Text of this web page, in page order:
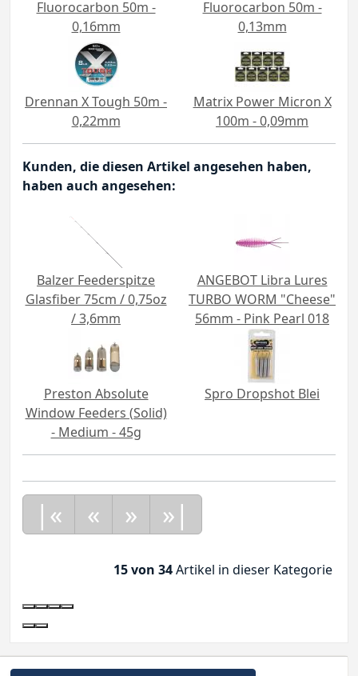
Fluorocarbon 50m -
0,16mm
Fluorocarbon 50m -
0,13mm
Drennan X Tough 50m -
0,22mm
Matrix Power Micron X
100m - 0,09mm
Kunden, die diesen Artikel angesehen haben,
haben auch angesehen:
Balzer Feederspitze
Glasfiber 75cm / 0,75oz
/ 3,6mm
ANGEBOT Libra Lures
TURBO WORM "Cheese"
56mm - Pink Pearl 018
Preston Absolute
Window Feeders (Solid)
- Medium - 45g
Spro Dropshot Blei
|« « » »|
15 von 34Artikel in dieser Kategorie